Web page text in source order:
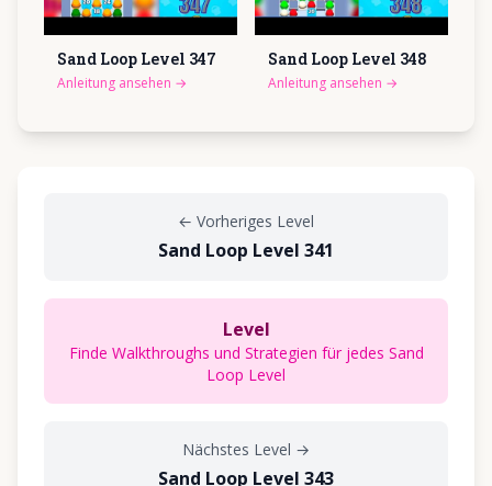
Sand Loop Level 347
Anleitung ansehen →
Sand Loop Level 348
Anleitung ansehen →
← Vorheriges Level
Sand Loop Level 341
Level
Finde Walkthroughs und Strategien für jedes Sand
Loop Level
Nächstes Level →
Sand Loop Level 343